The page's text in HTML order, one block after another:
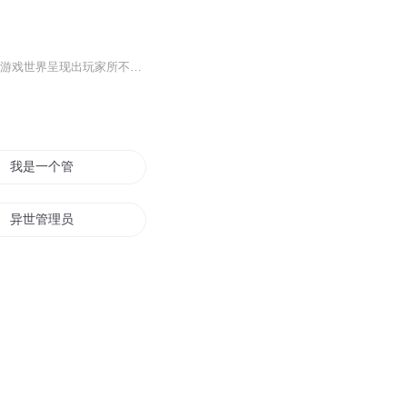
带着号称“游戏所有BOSS终极追求”的超级BOSS装备重生在一个怪物身上，莫海发现熟悉的游戏世界呈现出玩家所不知道的另一面。杀玩家升级，和BOSS争地盘，培养BOSS小弟，以BOSS身份在幕后主导游戏进程！听说玩家喜欢用人海战术杀BOSS？来！...
我是一个管理员
异世管理员